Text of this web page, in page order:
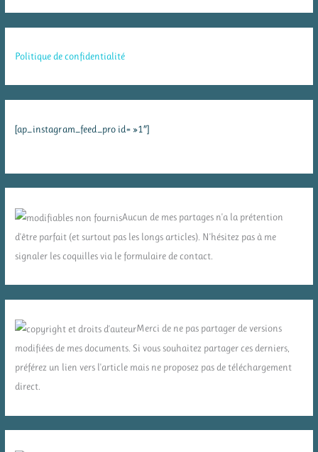
Politique de confidentialité
[ap_instagram_feed_pro id= »1″]
Aucun de mes partages n'a la prétention
d'être parfait (et surtout pas les longs articles). N'hésitez pas à me
signaler les coquilles via le formulaire de contact.
Merci de ne pas partager de versions
modifiées de mes documents. Si vous souhaitez partager ces derniers,
préférez un lien vers l'article mais ne proposez pas de téléchargement
direct.